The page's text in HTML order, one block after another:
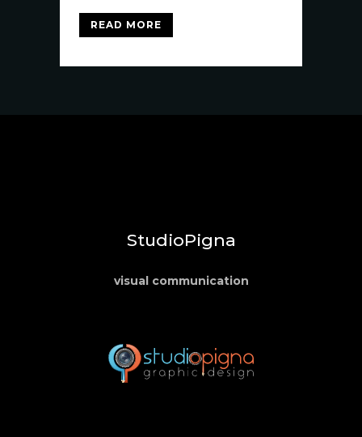
READ MORE
StudioPigna
visual communication